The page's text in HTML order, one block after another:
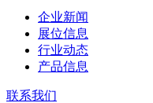
企业新闻
展位信息
行业动态
产品信息
联系我们